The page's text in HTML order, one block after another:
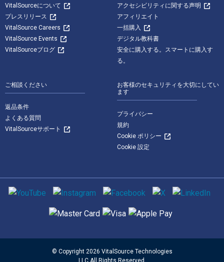
VitalSourceについて
プレスリリース
VitalSource Careers
VitalSource Events
VitalSourceブログ
アクセシビリティに関する声明
アフィリエイト
一括購入
デジタル教科書
安全に購入する。スマートに購入す
る。
ご相談ください
返品条件
よくある質問
VitalSourceサポート
お客様のセキュリティを大切にしてい
ます
プライバシー
規約
Cookie ポリシー
Cookie 設定
ソーシャルメディア
サポートされている支払い方法
© Copyright 2026 VitalSource Technologies
LLC All Rights Reserved.